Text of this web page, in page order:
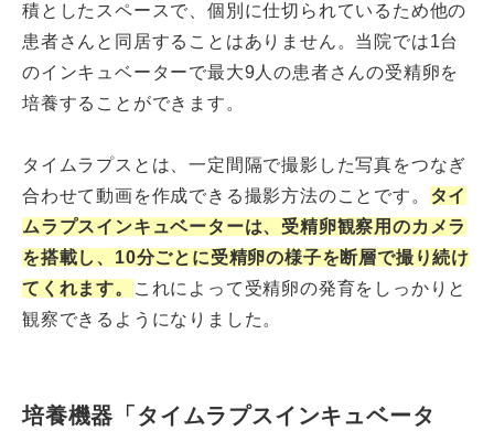
積としたスペースで、個別に仕切られているため他の
患者さんと同居することはありません。当院では1台
のインキュベーターで最大9人の患者さんの受精卵を
培養することができます。
タイムラプスとは、一定間隔で撮影した写真をつなぎ
合わせて動画を作成できる撮影方法のことです。 タイ
ムラプスインキュベーターは、受精卵観察用のカメラ
を搭載し、10分ごとに受精卵の様子を断層で撮り続け
てくれます。
これによって受精卵の発育をしっかりと
観察できるようになりました。
培養機器「タイムラプスインキュベータ